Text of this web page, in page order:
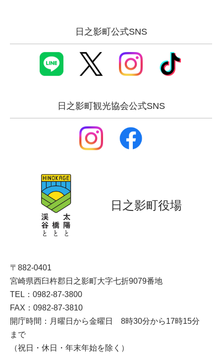
日之影町公式SNS
日之影町観光協会公式SNS
日之影町役場
〒882-0401
宮崎県西臼杵郡日之影町大字七折9079番地
TEL：0982-87-3800
FAX：0982-87-3810
開庁時間：月曜日から金曜日 8時30分から17時15分
まで
（祝日・休日・年末年始を除く）